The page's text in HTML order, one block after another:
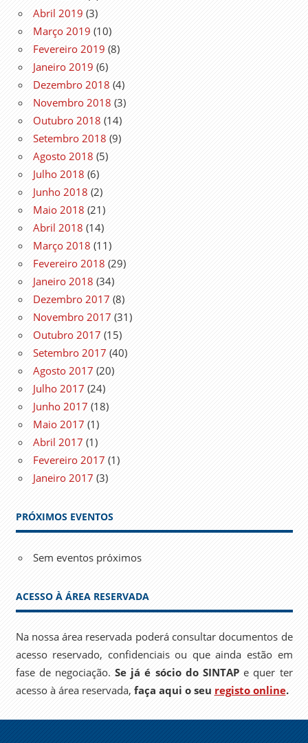
Abril 2019 (3)
Março 2019 (10)
Fevereiro 2019 (8)
Janeiro 2019 (6)
Dezembro 2018 (4)
Novembro 2018 (3)
Outubro 2018 (14)
Setembro 2018 (9)
Agosto 2018 (5)
Julho 2018 (6)
Junho 2018 (2)
Maio 2018 (21)
Abril 2018 (14)
Março 2018 (11)
Fevereiro 2018 (29)
Janeiro 2018 (34)
Dezembro 2017 (8)
Novembro 2017 (31)
Outubro 2017 (15)
Setembro 2017 (40)
Agosto 2017 (20)
Julho 2017 (24)
Junho 2017 (18)
Maio 2017 (1)
Abril 2017 (1)
Fevereiro 2017 (1)
Janeiro 2017 (3)
PRÓXIMOS EVENTOS
Sem eventos próximos
ACESSO À ÁREA RESERVADA
Na nossa área reservada poderá consultar documentos de
acesso reservado, confidenciais ou que ainda estão em
fase de negociação.Se já é sócio do SINTAPe quer ter
acesso à área reservada, faça aqui o seu registo online.